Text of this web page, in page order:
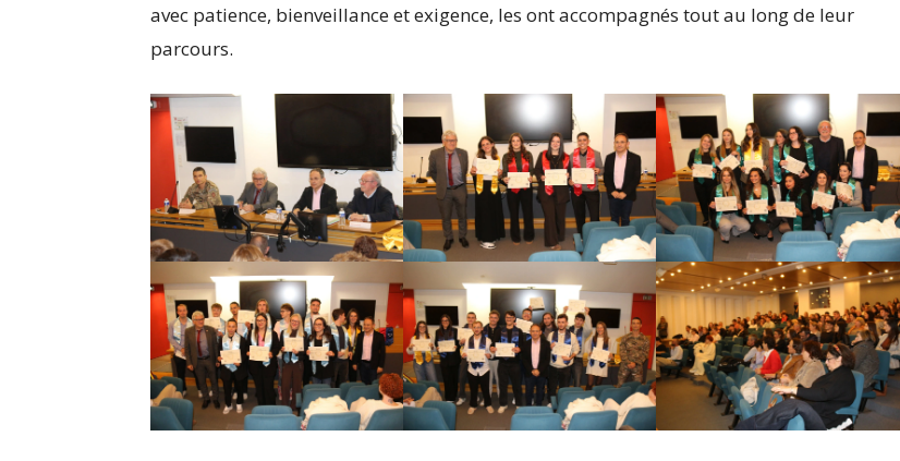
avec patience, bienveillance et exigence, les ont accompagnés tout au long de leur
parcours.